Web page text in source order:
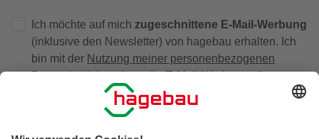
Ich möchte auf mich zugeschnittene E-Mail-Werbung
(inklusive den Newsletter) von hagebau erhalten. Ich
bin mit der Nutzung meiner personenbezogenen
Daten durch hagebau, die E-Mail-Werbung, die
Analyse meines E-Mail-Umgangs sowie die
Zusammenführung und Analyse meiner Kaufdaten,